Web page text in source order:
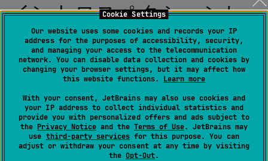
Cookie Settings
Our website uses some cookies and records your IP
address for the purposes of accessibility, security,
and managing your access to the telecommunication
network. You can disable data collection and cookies by
changing your browser settings, but it may affect how
this website functions. Learn more
With your consent, JetBrains may also use cookies and
your IP address to collect individual statistics and
provide you with personalized offers and ads subject to
the Privacy Noticeand the Terms of Use. JetBrains may
use third-party servicesfor this purpose. You can
adjust or withdraw your consent at any time by visiting
the Opt-Out.
イントロスペクションレ
ベル
最終更新日： 2026 年 8 月 5 日
データベースツールウィンドウ｜データベースオブ
ジェクトのコンテキストメニュー｜イントロスペク
ションレベル｜<level>；